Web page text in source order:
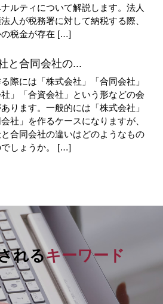
ルティについて解説します。法人
人が税務署に対して納税する際、
の税金が存在 […]
と合同会社の...
際には「株式会社」「合同会社」
社」「合資会社」という形などの会
ります。一般的には「株式会社」
社」を作るケースになりますが、
合同会社の違いはどのようなもの
でしょうか。 […]
れるキーワード